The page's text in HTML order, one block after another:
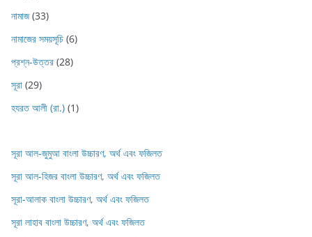
নামাজ(33)
নামাজের সময়সূচি (6)
প্রশ্ন-উত্তর (28)
সূরা (29)
হযরত আলী (রা.) (1)
সূরা আল-জুমুআ বাংলা উচ্চারণ, অর্থ এবং ফজিলত
সূরা আল-হিজর বাংলা উচ্চারণ, অর্থ এবং ফজিলত
সূরা-আলাক বাংলা উচ্চারণ, অর্থ এবং ফজিলত
সূরা লাহাব‌‌‌ বাংলা উচ্চারণ, অর্থ এবং ফজিলত